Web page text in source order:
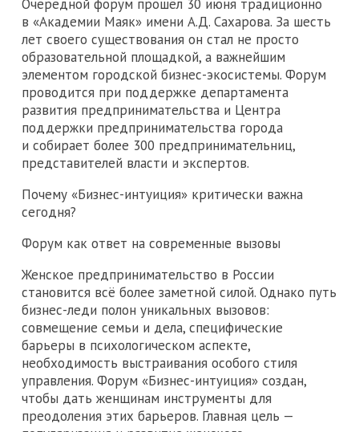
Очередной форум прошёл 30 июня традиционно
в «Академии Маяк» имени А.Д. Сахарова. За шесть
лет своего существования он стал не просто
образовательной площадкой, а важнейшим
элементом городской бизнес-экосистемы. Форум
проводится при поддержке департамента
развития предпринимательства и Центра
поддержки предпринимательства города
и собирает более 300 предпринимательниц,
представителей власти и экспертов.
Почему «Бизнес-интуиция» критически важна
сегодня?
Форум как ответ на современные вызовы
Женское предпринимательство в России
становится всё более заметной силой. Однако путь
бизнес-леди полон уникальных вызовов:
совмещение семьи и дела, специфические
барьеры в психологическом аспекте,
необходимость выстраивания особого стиля
управления. Форум «Бизнес-интуиция» создан,
чтобы дать женщинам инструменты для
преодоления этих барьеров. Главная цель —